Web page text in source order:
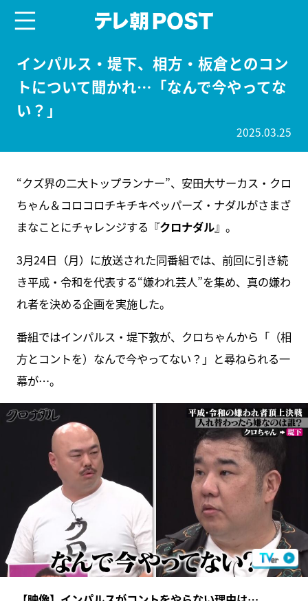
インパルス・堤下、相方・板倉とのコン
トについて聞かれ…「なんで今やってな
い？」
2025.03.25
“クズ界の二大トップランナー”、安田大サーカス・クロ
ちゃん＆コロコロチキチキペッパーズ・ナダルがさまざ
まなことにチャレンジする『クロナダル』。
3月24日（月）に放送された同番組では、前回に引き続
き平成・令和を代表する“嫌われ芸人”を集め、真の嫌わ
れ者を決める企画を実施した。
番組ではインパルス・堤下敦が、クロちゃんから「（相
方とコントを）なんで今やってない？」と尋ねられる一
幕が…。